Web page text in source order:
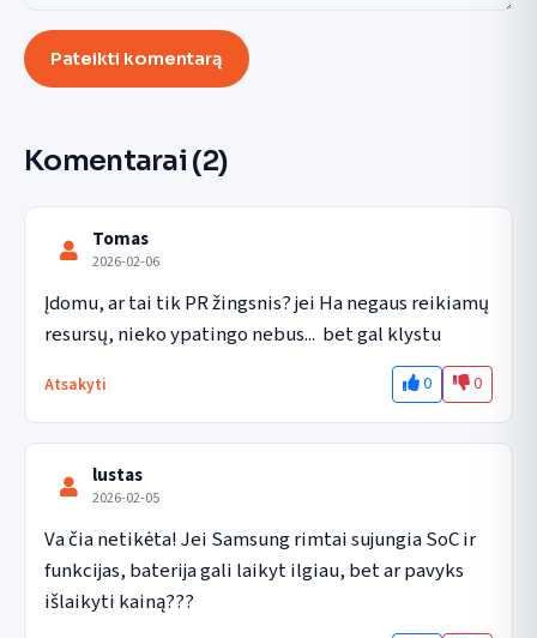
Pateikti komentarą
Komentarai (2)
Tomas
2026-02-06
Įdomu, ar tai tik PR žingsnis? jei Ha negaus reikiamų
resursų, nieko ypatingo nebus...  bet gal klystu
Atsakyti 0 0
lustas
2026-02-05
Va čia netikėta! Jei Samsung rimtai sujungia SoC ir
funkcijas, baterija gali laikyt ilgiau, bet ar pavyks
išlaikyti kainą???